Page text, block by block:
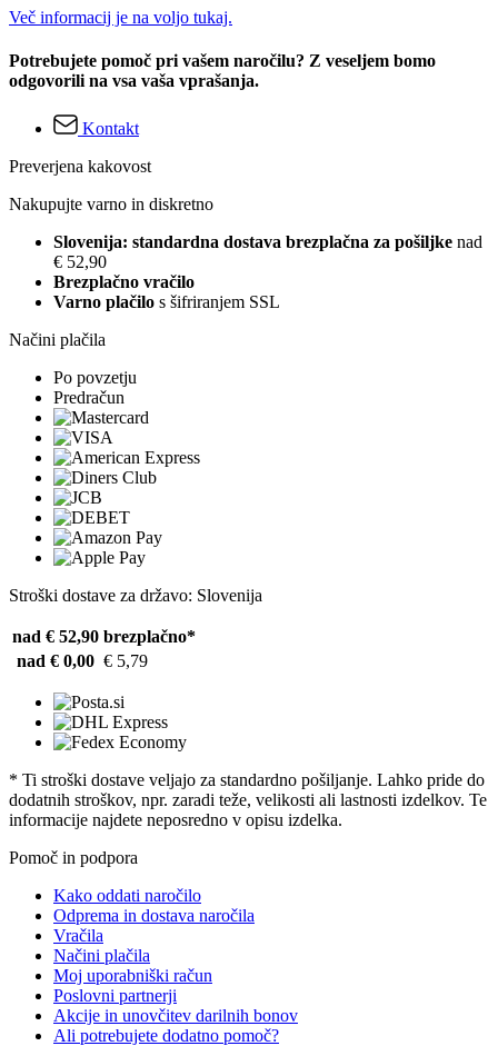
Več informacij je na voljo tukaj.
Potrebujete pomoč pri vašem naročilu? Z veseljem bomo
odgovorili na vsa vaša vprašanja.
Kontakt
Preverjena kakovost
Nakupujte varno in diskretno
Slovenija: standardna dostava brezplačna za pošiljke nad
€ 52,90
Brezplačno vračilo
Varno plačilo s šifriranjem SSL
Načini plačila
Po povzetju
Predračun
Stroški dostave za državo: Slovenija
nad € 52,90 brezplačno*
nad € 0,00 € 5,79
* Ti stroški dostave veljajo za standardno pošiljanje. Lahko pride do
dodatnih stroškov, npr. zaradi teže, velikosti ali lastnosti izdelkov. Te
informacije najdete neposredno v opisu izdelka.
Pomoč in podpora
Kako oddati naročilo
Odprema in dostava naročila
Vračila
Načini plačila
Moj uporabniški račun
Poslovni partnerji
Akcije in unovčitev darilnih bonov
Ali potrebujete dodatno pomoč?